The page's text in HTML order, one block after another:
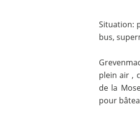
Situation:
bus,
plein air ,
de la
pour